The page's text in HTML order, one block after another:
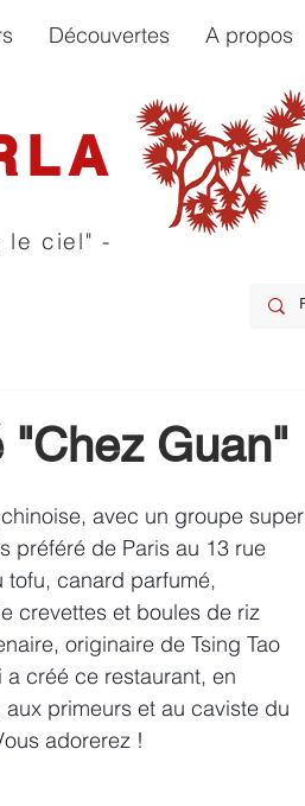
Découvertes A propos
le ciel" -
"Chez Guan"
avec un groupe super
préféré de Paris au 13 rue
tofu, canard parfumé,
crevettes et boules de riz
originaire de Tsing Tao
créé ce restaurant, en
primeurs et au caviste du
adorerez !